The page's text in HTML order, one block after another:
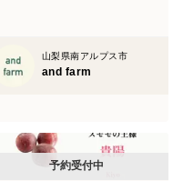
山梨県南アルプス市
and farm